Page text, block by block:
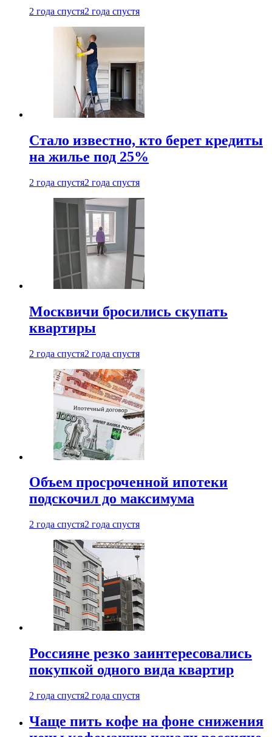
2 года спустя2 года спустя
Стало известно, кто берет кредиты
на жилье под 25%
2 года спустя2 года спустя
Москвичи бросились скупать
квартиры
2 года спустя2 года спустя
Объем просроченной ипотеки
подскочил до максимума
2 года спустя2 года спустя
Россияне резко заинтересовались
покупкой одного вида квартир
2 года спустя2 года спустя
Чаще пить кофе на фоне снижения